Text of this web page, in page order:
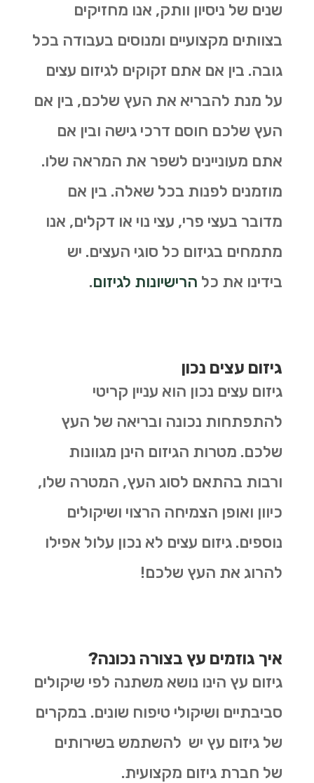
שנים של ניסיון וותק, אנו מחזיקים
בצוותים מקצועיים ומנוסים בעבודה בכל
גובה. בין אם אתם זקוקים לגיזום עצים
על מנת להבריא את העץ שלכם, בין אם
העץ שלכם חוסם דרכי גישה ובין אם
אתם מעוניינים לשפר את המראה שלו.
מוזמנים לפנות בכל שאלה. בין אם
מדובר בעצי פרי, עצי נוי או דקלים, אנו
מתמחים בגיזום כל סוגי העצים. יש
בידינו את כל הרישיונות לגיזום.
גיזום עצים נכון
גיזום עצים נכון הוא עניין קריטי
להתפתחות נכונה ובריאה של העץ
שלכם. מטרות הגיזום הינן מגוונות
ורבות בהתאם לסוג העץ, המטרה שלו,
כיוון ואופן הצמיחה הרצוי ושיקולים
נוספים. גיזום עצים לא נכון עלול אפילו
להרוג את העץ שלכם!
איך גוזמים עץ בצורה נכונה?
גיזום עץ הינו נושא משתנה לפי שיקולים
סביבתיים ושיקולי טיפוח שונים. במקרים
של גיזום עץ יש להשתמש בשירותים
של חברת גיזום מקצועית.